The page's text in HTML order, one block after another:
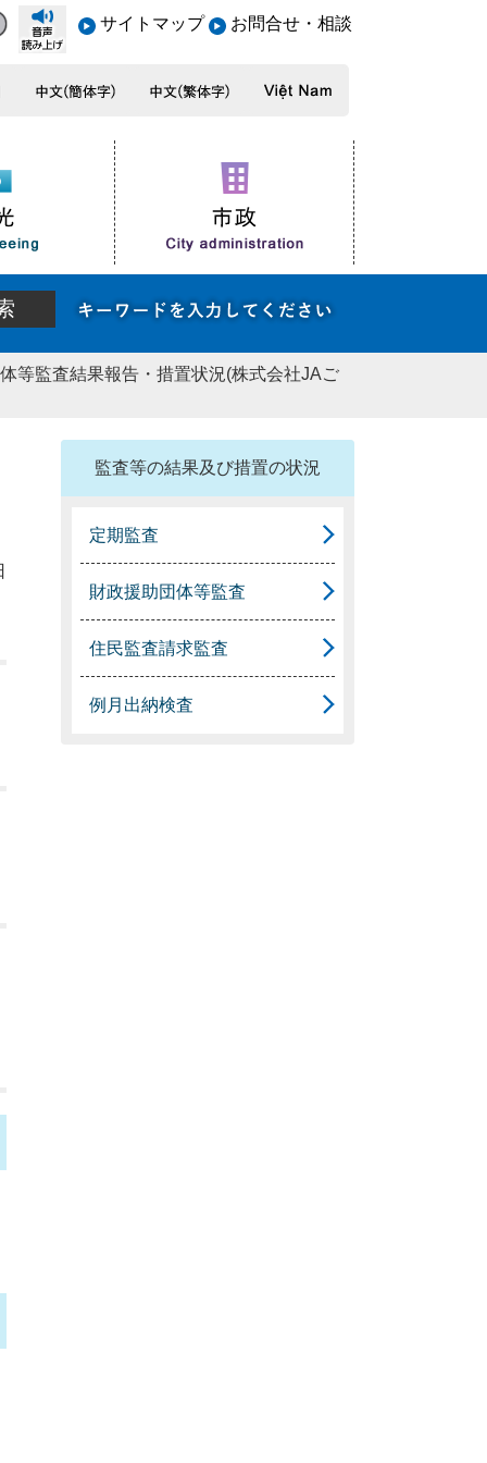
サイトマップ お問合せ・相談
等監査結果報告・措置状況(株式会社JAご
監査等の結果及び措置の状況
定期監査
財政援助団体等監査
住民監査請求監査
例月出納検査